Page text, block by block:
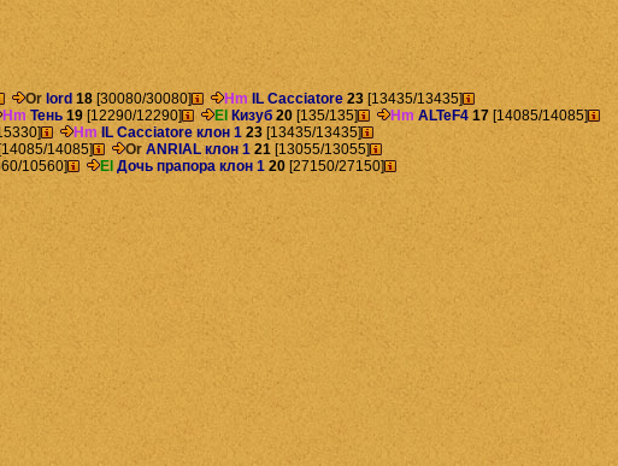
Or lord 18 [30080/30080] Hm IL Cacciatore 23 [13435/13435]
Hm Тень 19 [12290/12290] El Кизуб 20 [135/135] Hm ALTeF4 17 [14085/14085]
Hm IL Cacciatore клон 1 23 [13435/13435]
[14085/14085] Or ANRIAL клон 1 21 [13055/13055]
10560] El Дочь прапора клон 1 20 [27150/27150]